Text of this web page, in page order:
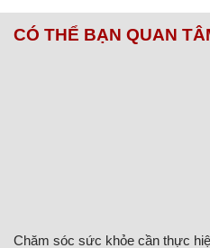
CÓ THỂ BẠN QUAN
Chăm sóc sức khỏe cần thực